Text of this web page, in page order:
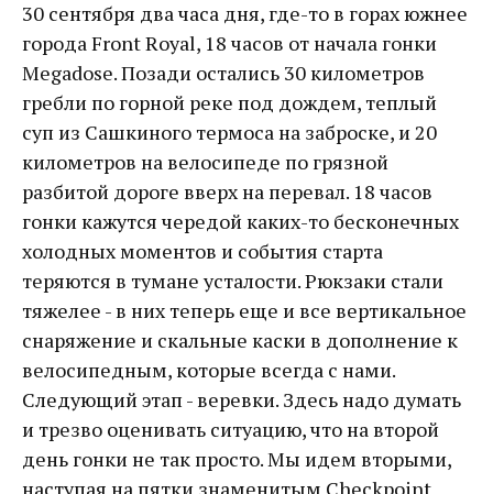
30 сентября два часа дня, где-то в горах южнее
города Front Royal, 18 часов от начала гонки
Megadose. Позади остались 30 километров
гребли по горной реке под дождем, теплый
суп из Сашкиного термоса на заброске, и 20
километров на велосипеде по грязной
разбитой дороге вверх на перевал. 18 часов
гонки кажутся чередой каких-то бесконечных
холодных моментов и события старта
теряются в тумане усталости. Рюкзаки стали
тяжелее - в них теперь еще и все вертикальное
снаряжение и скальные каски в дополнение к
велосипедным, которые всегда с нами.
Следующий этап - веревки. Здесь надо думать
и трезво оценивать ситуацию, что на второй
день гонки не так просто. Мы идем вторыми,